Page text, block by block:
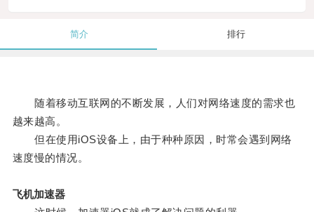
简介 排行
随着移动互联网的不断发展，人们对网络速度的需求也
越来越高。
但在使用iOS设备上，由于种种原因，时常会遇到网络
速度慢的情况。
飞机加速器